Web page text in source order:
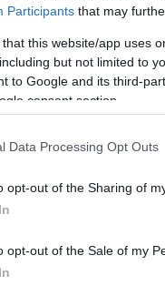
Participants that may
that this website/app uses
but not limited to
to Google and its third-
consent section.
Data Processing Opt Outs
opt-out of the Sharing of
opt-out of the Sale of my
και το
κόστος
εξαγωγές σιτηρών,
του 50%,
καλαμπόκι και
κατάστασης.
κάθε